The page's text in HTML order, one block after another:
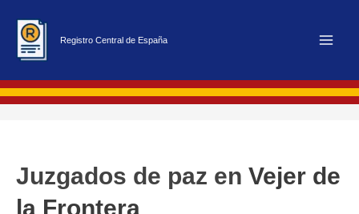
contenido
Registro Central de España
Juzgados de paz en Vejer de
la Frontera